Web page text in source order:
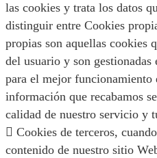
las cookies y trata los datos
distinguir entre Cookies
propias son aquellas cookies
del usuario y son
para el mejor
información que recabamos
calidad de nuestro servicio y
 Cookies de terceros,
contenido de nuestro sitio